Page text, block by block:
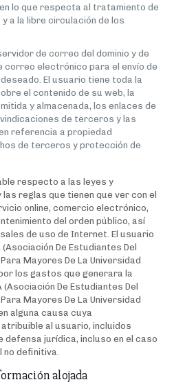
lo que respecta al tratamiento de
a la libre circulación de los
de correo del dominio y de
correo electrónico para el envío de
El usuario tiene toda la
el contenido de su web, la
y almacenada, los enlaces de
de terceros y las
referencia a propiedad
de terceros y protección de
respecto a las leyes y
reglas que tienen que ver con el
online, comercio electrónico,
del orden público, así
de uso de Internet. El usuario
(Asociación De Estudiantes Del
Mayores De La Universidad
los gastos que generara la
(Asociación De Estudiantes Del
Mayores De La Universidad
alguna causa cuya
al usuario, incluidos
defensa jurídica, incluso en el caso
no definitiva.
alojada